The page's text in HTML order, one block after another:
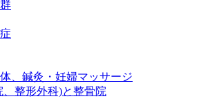
、鍼灸・妊婦マッサージ
、整形外科)と整骨院